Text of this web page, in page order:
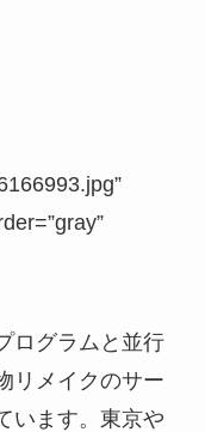
ログラムと並行
リメイクのサー
います。東京や